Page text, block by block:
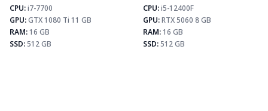
CPU:i7-7700
GPU:GTX 1080 Ti 11 GB
RAM:16 GB
SSD:512 GB
⚡ MAX FPS
CS2
156
PUBG
101
Fortnite
119
CPU:i5-12400F
GPU:RTX 5060 8 GB
RAM:16 GB
SSD:512 GB